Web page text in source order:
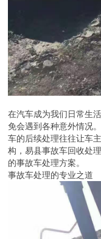
在汽车成为我们日常生
免会遇到各种意外情况
车的后续处理往往让车
构，易县事故车回收处
的事故车处理方案。
事故车处理的专业之道